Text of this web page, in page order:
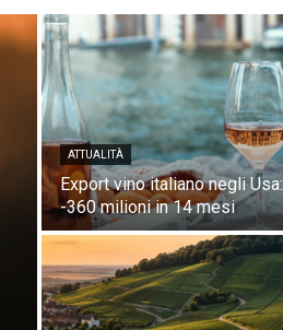
ATTUALITÀ
Export vino italiano negli Usa:
-360 milioni in 14 mesi